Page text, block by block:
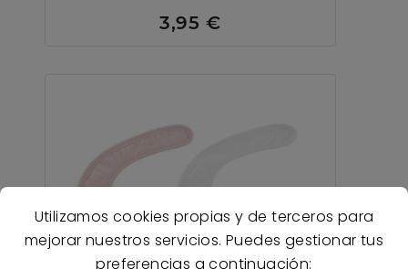
Utilizamos cookies propias y de terceros para
mejorar nuestros servicios. Puedes gestionar tus
preferencias a continuación:
3,95 €